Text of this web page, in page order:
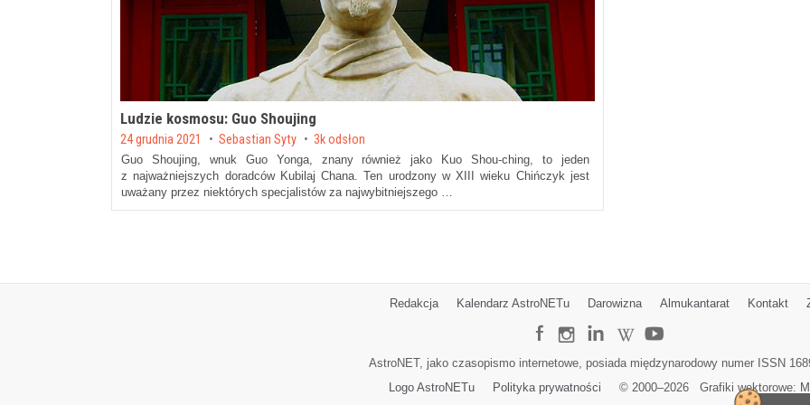
Ludzie kosmosu: Guo Shoujing
Posted on
24 grudnia 2021 bySebastian Syty 3k odsłon
Guo Shoujing, wnuk Guo Yonga, znany również jako Kuo Shou-ching, to jeden
z najważniejszych doradców Kubilaj Chana. Ten urodzony w XIII wieku Chińczyk jest
uważany przez niektórych specjalistów za najwybitniejszego …
Redakcja Kalendarz AstroNETu Darowizna Almukantarat Kontakt
AstroNET, jako czasopismo internetowe, posiada międzynarodowy numer ISSN
Logo AstroNETu
Polityka prywatności © 2000–2026 Grafiki wektorowe: